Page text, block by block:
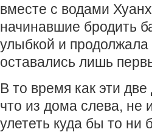
вместе с водами
начинавшие бродить
улыбкой и продолжала
оставались лишь
В то время как эти
что из дома слева, не
улететь куда бы то